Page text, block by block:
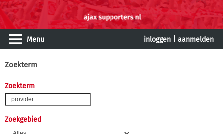
Menu inloggen aanmelden
Zoekterm
Zoekterm
Zoekgebied